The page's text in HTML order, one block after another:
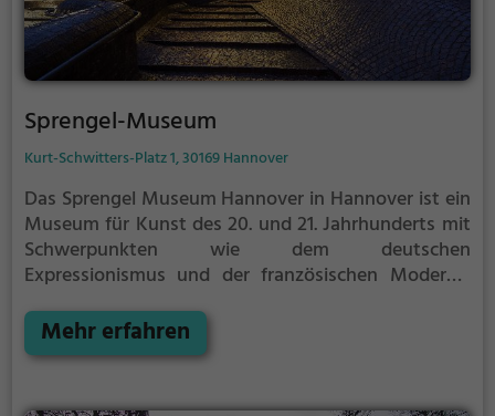
Sprengel-Museum
Kurt-Schwitters-Platz 1, 30169 Hannover
Das Sprengel Museum Hannover in Hannover ist ein
Museum für Kunst des 20. und 21. Jahrhunderts mit
Schwerpunkten wie dem deutschen
Expressionismus und der französischen Moderne.
Nordufer des Maschsees.
Mehr erfahren